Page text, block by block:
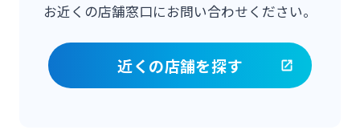
お近くの店舗窓口にお問い合わせください。
近くの店舗を探す